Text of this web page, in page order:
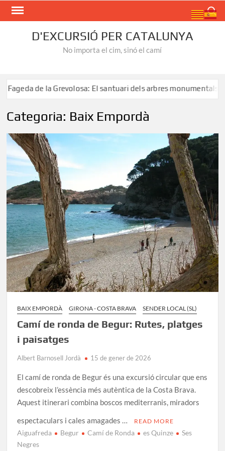
Skip
D'EXCURSIÓ PER CATALUNYA
No importa el cim, sinó el camí
dels arbres monumentals Ruta al Salt de Sallent:
Categoria: Baix Empordà
BAIX EMPORDÀ GIRONA - COSTA BRAVA SENDER LOCAL (SL)
Camí de ronda de Begur: Rutes, platges
i paisatges
Albert Barnosell Jordà 15 de gener de 2026
El camí de ronda de Begur és una excursió circular que ens
descobreix l’essència més autèntica de la Costa Brava.
Aquest itinerari combina boscos mediterranis, miradors
espectaculars i cales amagades …
READ MORE
Aiguafreda Begur Camí de Ronda es Quinze
Ses
Negres